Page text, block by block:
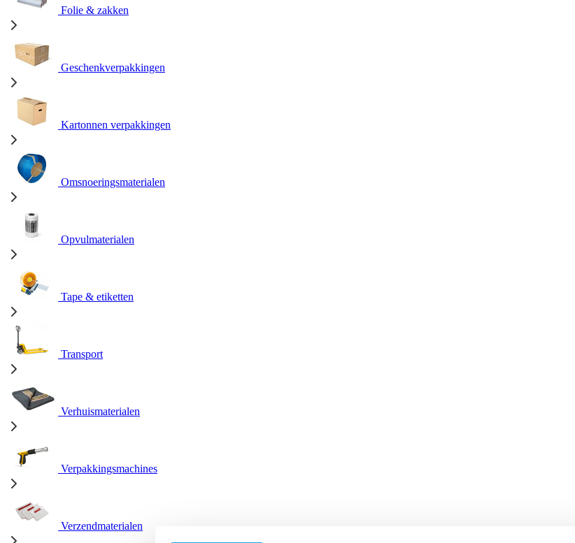
Folie & zakken
Geschenkverpakkingen
Kartonnen verpakkingen
Omsnoeringsmaterialen
Opvulmaterialen
Tape & etiketten
Transport
Verhuismaterialen
Verpakkingsmachines
Verzendmaterialen